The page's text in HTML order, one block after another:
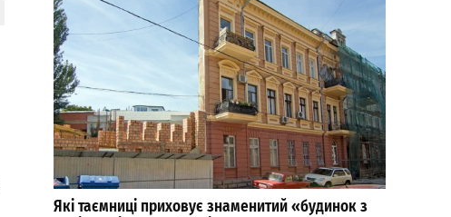
Які таємниці приховує знаменитий «будинок з